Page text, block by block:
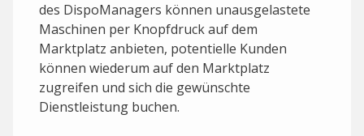
des DispoManagers können unausgelastete
Maschinen per Knopfdruck auf dem
Marktplatz anbieten, potentielle Kunden
können wiederum auf den Marktplatz
zugreifen und sich die gewünschte
Dienstleistung buchen.